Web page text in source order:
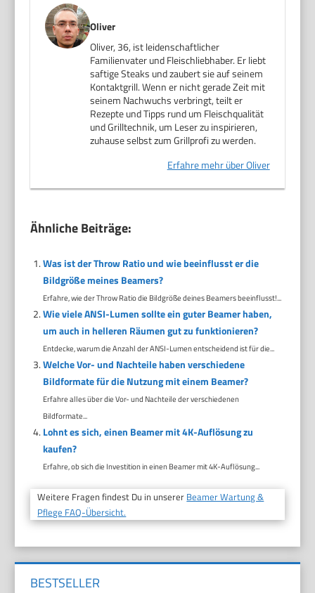
Oliver
Oliver, 36, ist leidenschaftlicher
Familienvater und Fleischliebhaber. Er liebt
saftige Steaks und zaubert sie auf seinem
Kontaktgrill. Wenn er nicht gerade Zeit mit
seinem Nachwuchs verbringt, teilt er
Rezepte und Tipps rund um Fleischqualität
und Grilltechnik, um Leser zu inspirieren,
zuhause selbst zum Grillprofi zu werden.
Erfahre mehr über Oliver
Ähnliche Beiträge:
Was ist der Throw Ratio und wie beeinflusst er die
Bildgröße meines Beamers?
Erfahre, wie der Throw Ratio die Bildgröße deines Beamers beeinflusst!...
Wie viele ANSI-Lumen sollte ein guter Beamer haben,
um auch in helleren Räumen gut zu funktionieren?
Entdecke, warum die Anzahl der ANSI-Lumen entscheidend ist für die...
Welche Vor- und Nachteile haben verschiedene
Bildformate für die Nutzung mit einem Beamer?
Erfahre alles über die Vor- und Nachteile der verschiedenen
Bildformate...
Lohnt es sich, einen Beamer mit 4K-Auflösung zu
kaufen?
Erfahre, ob sich die Investition in einen Beamer mit 4K-Auflösung...
Weitere Fragen findest Du in unserer Beamer Wartung &
Pflege FAQ-Übersicht.
BESTSELLER